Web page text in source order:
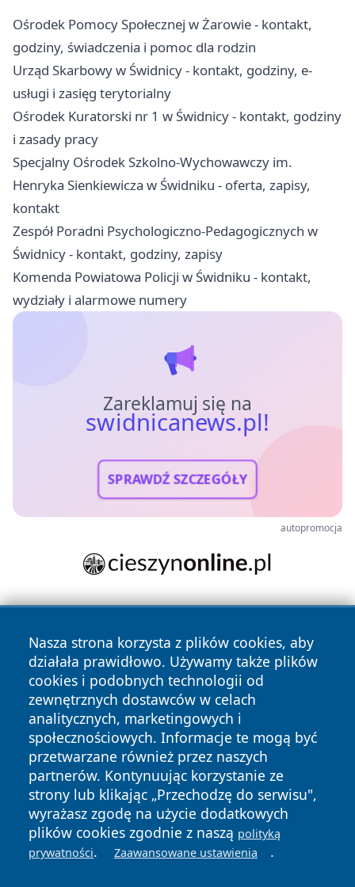
Ośrodek Pomocy Społecznej w Żarowie - kontakt,
godziny, świadczenia i pomoc dla rodzin
Urząd Skarbowy w Świdnicy - kontakt, godziny, e-
usługi i zasięg terytorialny
Ośrodek Kuratorski nr 1 w Świdnicy - kontakt, godziny
i zasady pracy
Specjalny Ośrodek Szkolno-Wychowawczy im.
Henryka Sienkiewicza w Świdniku - oferta, zapisy,
kontakt
Zespół Poradni Psychologiczno-Pedagogicznych w
Świdnicy - kontakt, godziny, zapisy
Komenda Powiatowa Policji w Świdniku - kontakt,
wydziały i alarmowe numery
Zareklamuj się na
swidnicanews.pl!
SPRAWDŹ SZCZEGÓŁY
autopromocja
Nasza strona korzysta z plików cookies, aby
działała prawidłowo. Używamy także plików
cookies i podobnych technologii od
zewnętrznych dostawców w celach
analitycznych, marketingowych i
społecznościowych. Informacje te mogą być
przetwarzane również przez naszych
partnerów. Kontynuując korzystanie ze
strony lub klikając „Przechodzę do serwisu",
wyrażasz zgodę na użycie dodatkowych
plików cookies zgodnie z naszą polityką
prywatności. Zaawansowane ustawienia .
Copyright © 2026 swidnicanews.pl Wszystkie prawa
zastrzeżone.
News Autorzy
Polityka
Prywatności
Polityka
Cookies